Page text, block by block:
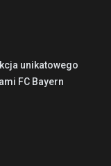
unikatowego
FC Bayern